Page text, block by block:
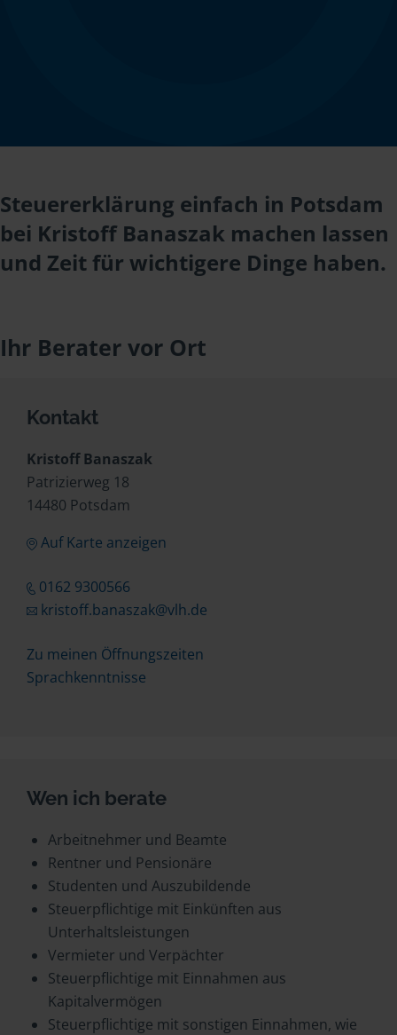
Steuererklärung einfach in Potsdam
bei Kristoff Banaszak machen lassen
und Zeit für wichtigere Dinge haben.
Ihr Berater vor Ort
Kontakt
Kristoff Banaszak
Patrizierweg 18
14480 Potsdam
Auf Karte anzeigen
0162 9300566
kristoff.banaszak@vlh.de
Zu meinen Öffnungszeiten
Sprachkenntnisse
Wen ich berate
Arbeitnehmer und Beamte
Rentner und Pensionäre
Studenten und Auszubildende
Steuerpflichtige mit Einkünften aus
Unterhaltsleistungen
Vermieter und Verpächter
Steuerpflichtige mit Einnahmen aus
Kapitalvermögen
Steuerpflichtige mit sonstigen Einnahmen, wie